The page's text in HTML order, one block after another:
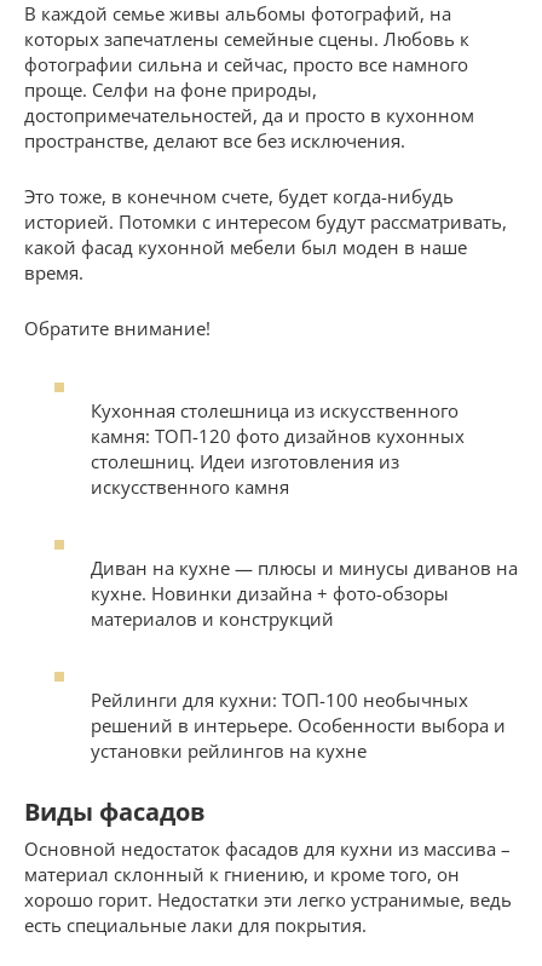
В каждой семье живы альбомы фотографий, на
которых запечатлены семейные сцены. Любовь к
фотографии сильна и сейчас, просто все намного
проще. Селфи на фоне природы,
достопримечательностей, да и просто в кухонном
пространстве, делают все без исключения.
Это тоже, в конечном счете, будет когда-нибудь
историей. Потомки с интересом будут рассматривать,
какой фасад кухонной мебели был моден в наше
время.
Обратите внимание!
Кухонная столешница из искусственного
камня: ТОП-120 фото дизайнов кухонных
столешниц. Идеи изготовления из
искусственного камня
Диван на кухне — плюсы и минусы диванов на
кухне. Новинки дизайна + фото-обзоры
материалов и конструкций
Рейлинги для кухни: ТОП-100 необычных
решений в интерьере. Особенности выбора и
установки рейлингов на кухне
Виды фасадов
Основной недостаток фасадов для кухни из массива –
материал склонный к гниению, и кроме того, он
хорошо горит. Недостатки эти легко устранимые, ведь
есть специальные лаки для покрытия.